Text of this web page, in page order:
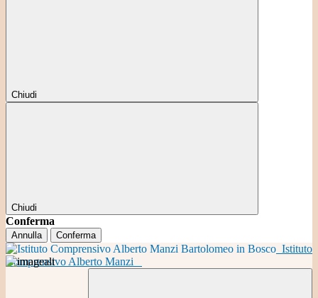
Chiudi
Chiudi
Conferma
Annulla Conferma
Istituto
Comprensivo Alberto Manzi